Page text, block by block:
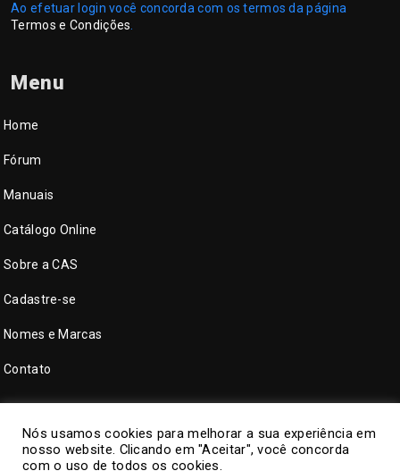
Ao efetuar login você concorda com os termos da página
Termos e Condições
Menu
Home
Fórum
Manuais
Catálogo Online
Sobre a CAS
Cadastre-se
Nomes e Marcas
Contato
Nós usamos cookies para melhorar a sua experiência em
nosso website. Clicando em "Aceitar", você concorda
com o uso de todos os cookies.